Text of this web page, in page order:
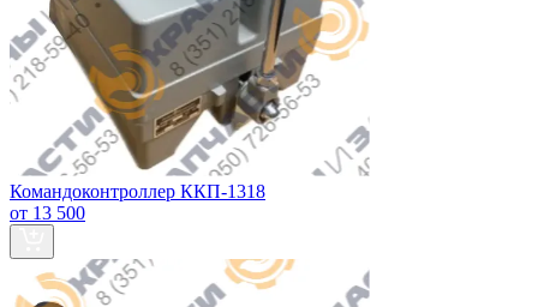
Командоконтроллер ККП-1318
от 13 500